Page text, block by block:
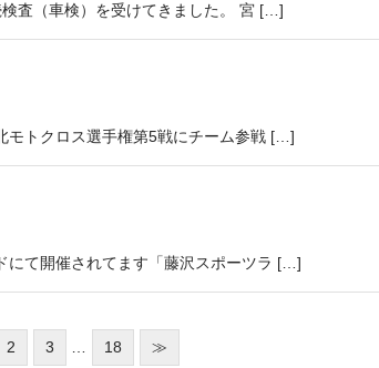
査（車検）を受けてきました。 宮 […]
モトクロス選手権第5戦にチーム参戦 […]
にて開催されてます「藤沢スポーツラ […]
2 3 18 ≫